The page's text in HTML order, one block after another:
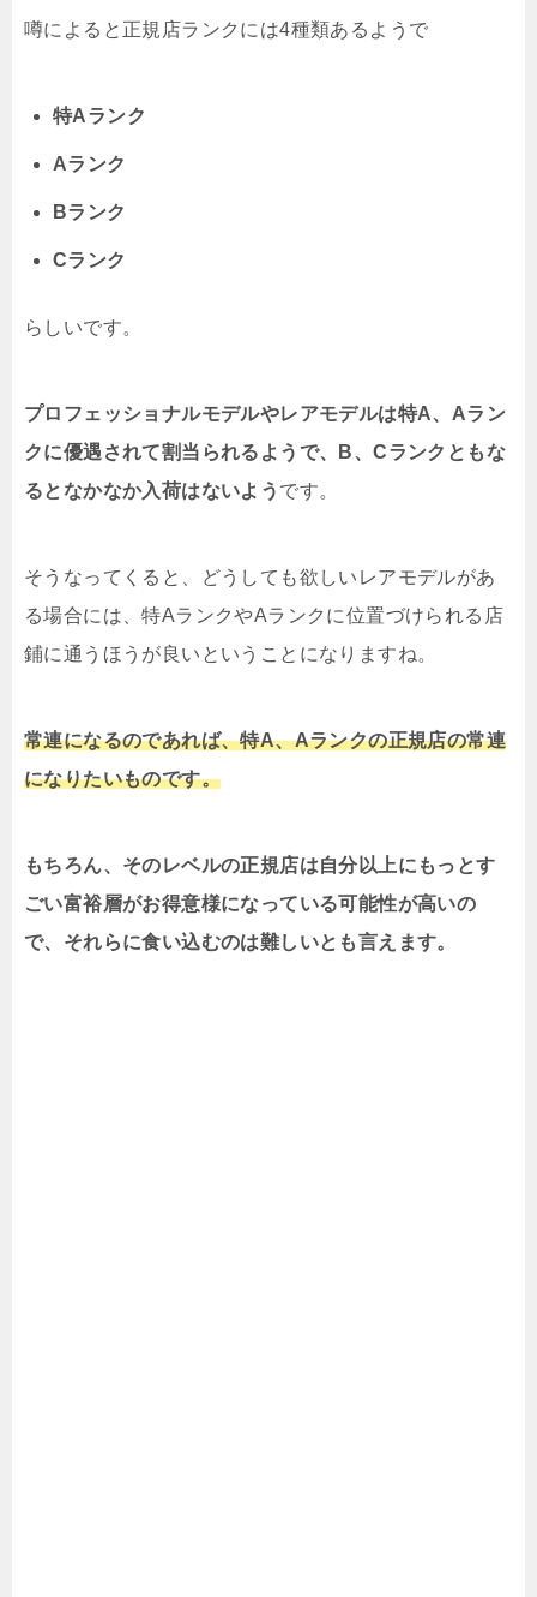
噂によると正規店ランクには4種類あるようで
特Aランク
Aランク
Bランク
Cランク
らしいです。
プロフェッショナルモデルやレアモデルは特A、Aラン
クに優遇されて割当られるようで、B、Cランクともな
るとなかなか入荷はないよう です。
そうなってくると、どうしても欲しいレアモデルがあ
る場合には、特AランクやAランクに位置づけられる店
鋪に通うほうが良いということになりますね。
常連になるのであれば、特A、Aランクの正規店の常連
になりたいものです。
もちろん、そのレベルの正規店は自分以上にもっとす
ごい富裕層がお得意様になっている可能性が高いの
で、それらに食い込むのは難しいとも言えます。